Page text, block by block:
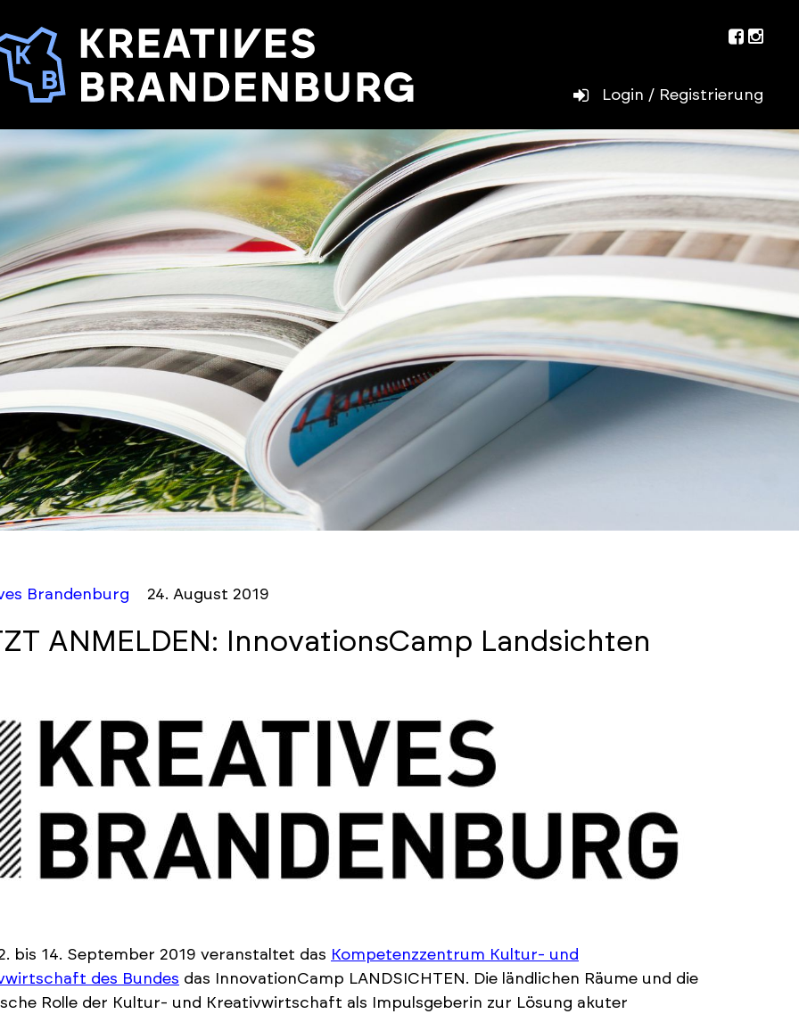
Login / Registrierung
Brandenburg 24. August 2019
ANMELDEN: InnovationsCamp Landsichten
bis 14. September 2019 veranstaltet das Kompetenzzentrum Kultur- und
des Bundes das InnovationCamp LANDSICHTEN. Die ländlichen Räume und die
Rolle der Kultur- und Kreativwirtschaft als Impulsgeberin zur Lösung akuter